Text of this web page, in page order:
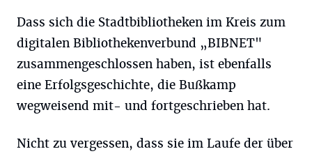
Dass sich die Stadtbibliotheken im Kreis zum
digitalen Bibliothekenverbund „BIBNET"
zusammengeschlossen haben, ist ebenfalls
eine Erfolgsgeschichte, die Bußkamp
wegweisend mit- und fortgeschrieben hat.
Nicht zu vergessen, dass sie im Laufe der über